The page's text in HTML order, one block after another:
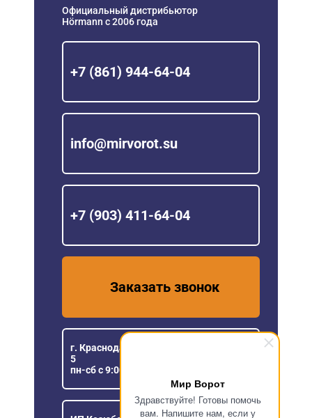
Мир Ворот
Здравствуйте! Готовы помочь
вам. Напишите нам, если у
Официальный дистрибьютор
Hörmann с 2006 года
+7 (861) 944-64-04
info@mirvorot.su
+7 (903) 411-64-04
Заказать звонок
г. Краснодар, ул. Уральская, 151/1, офис
5
пн-сб с 9:00 до 18:00